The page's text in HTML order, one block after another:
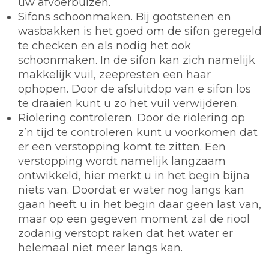
Sifons schoonmaken. Bij gootstenen en
wasbakken is het goed om de sifon geregeld
te checken en als nodig het ook
schoonmaken. In de sifon kan zich namelijk
makkelijk vuil, zeepresten een haar
ophopen. Door de afsluitdop van e sifon los
te draaien kunt u zo het vuil verwijderen.
Riolering controleren. Door de riolering op
z’n tijd te controleren kunt u voorkomen dat
er een verstopping komt te zitten. Een
verstopping wordt namelijk langzaam
ontwikkeld, hier merkt u in het begin bijna
niets van. Doordat er water nog langs kan
gaan heeft u in het begin daar geen last van,
maar op een gegeven moment zal de riool
zodanig verstopt raken dat het water er
helemaal niet meer langs kan.